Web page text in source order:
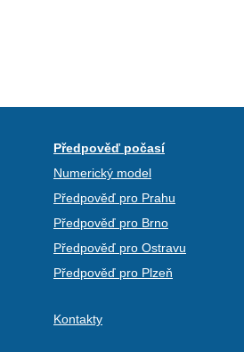
Předpověď počasí
Numerický model
Předpověď pro Prahu
Předpověď pro Brno
Předpověď pro Ostravu
Předpověď pro Plzeň
Kontakty